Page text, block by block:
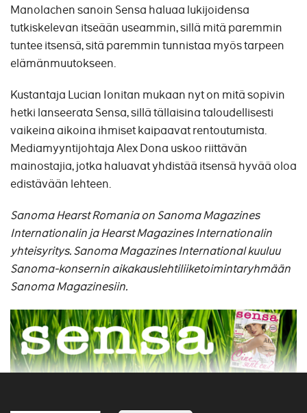
Manolachen sanoin Sensa haluaa lukijoidensa
tutkiskelevan itseään useammin, sillä mitä paremmin
tuntee itsensä, sitä paremmin tunnistaa myös tarpeen
elämänmuutokseen.
Kustantaja Lucian Ionitan mukaan nyt on mitä sopivin
hetki lanseerata Sensa, sillä tällaisina taloudellisesti
vaikeina aikoina ihmiset kaipaavat rentoutumista.
Mediamyyntijohtaja Alex Dona uskoo riittävän
mainostajia, jotka haluavat yhdistää itsensä hyvää oloa
edistävään lehteen.
Sanoma Hearst Romania on Sanoma Magazines
Internationalin ja Hearst Magazines Internationalin
yhteisyritys. Sanoma Magazines International kuuluu
Sanoma-konsernin aikakauslehtiliiketoimintaryhmään
Sanoma Magazinesiin.